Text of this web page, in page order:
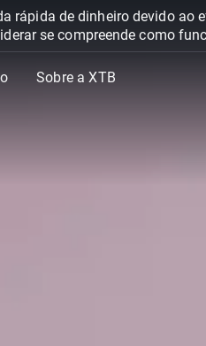
rápida de dinheiro devido ao
se compreende como
Sobre a XTB